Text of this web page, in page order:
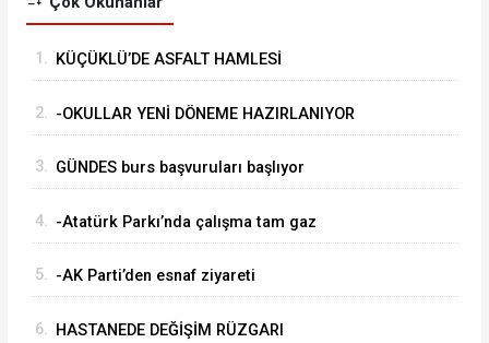
1. KÜÇÜKLÜ’DE ASFALT HAMLESİ
2. -OKULLAR YENİ DÖNEME HAZIRLANIYOR
3. GÜNDES burs başvuruları başlıyor
4. -Atatürk Parkı’nda çalışma tam gaz
5. -AK Parti’den esnaf ziyareti
6. HASTANEDE DEĞİŞİM RÜZGARI